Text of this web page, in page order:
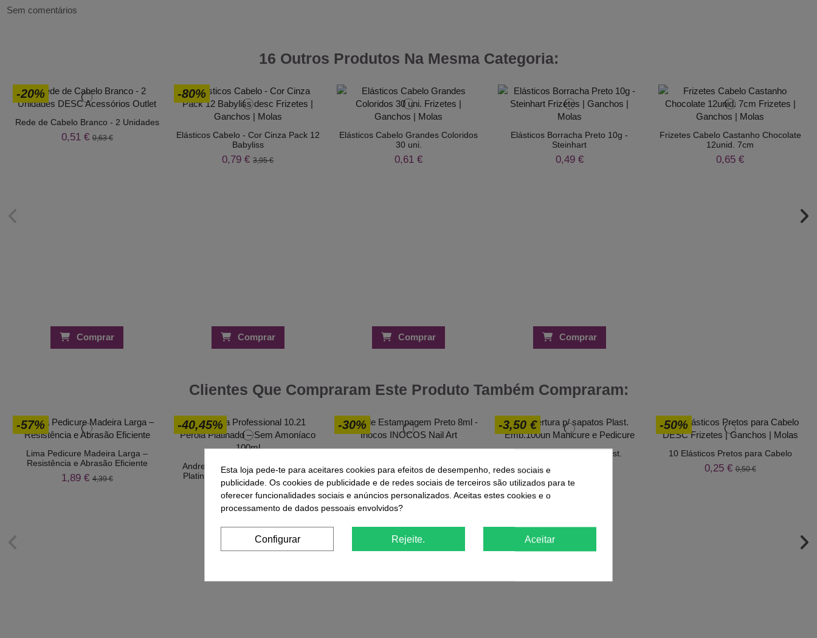
Sem comentários
16 Outros Produtos Na Mesma Categoria:
-20%
Rede de Cabelo Branco - 2 Unidades
0,51 € 0,63 €
Comprar
-80%
Elásticos Cabelo - Cor Cinza Pack 12
Babyliss
0,79 €3,95 €
Comprar
Elásticos Cabelo Grandes Coloridos
30 uni.
0,61 €
Comprar
Elásticos Borracha Preto 10g -
Steinhart
0,49 €
Comprar
Frizetes Cabelo Castanho Chocolate
12unid. 7cm
0,65 €
Clientes Que Compraram Este Produto Também Compraram:
-57%
Lima Pedicure Madeira Larga –
Resistência e Abrasão Eficiente
1,89 € 4,39 €
-40,45%
Andreia Professional 10.21 Pérola
Platinado – Sem Amoníaco 100ml
3,99 € 6,70 €
-30%
5,25 € 7,49 €
-3,50 €
Cobertura p/ sapatos Plast.
2,99 €
-50%
10 Elásticos Pretos para Cabelo
0,25 €0,50 €
Esta loja pede-te para aceitares cookies para efeitos de desempenho, redes sociais e
publicidade. Os cookies de publicidade e de redes sociais de terceiros são utilizados para te
oferecer funcionalidades sociais e anúncios personalizados. Aceitas estes cookies e o
processamento de dados pessoais envolvidos?
Configurar Rejeite. Aceitar